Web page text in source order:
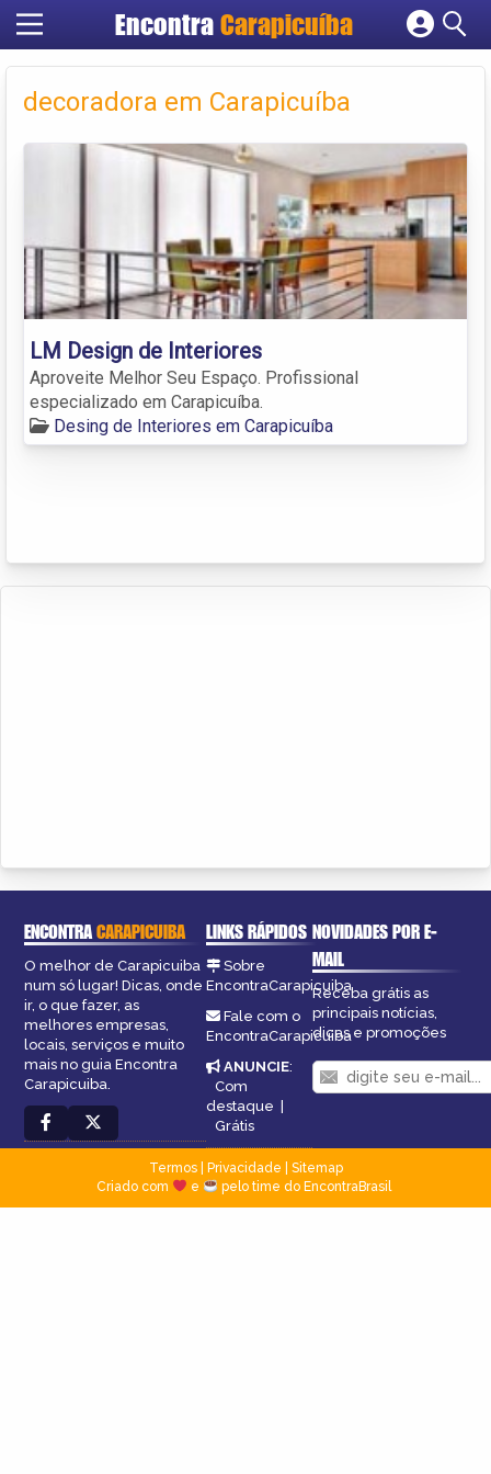
EncontraCarapicuíba
Cadastrar empresa
Criar conta
decoradora em Carapicuíba
LM Design de Interiores
Aproveite Melhor Seu Espaço. Profissional
especializado em Carapicuíba.
Desing de Interiores em Carapicuíba
ENCONTRACARAPICUIBA
O melhor de Carapicuiba
num só lugar! Dicas, onde
ir, o que fazer, as
melhores empresas,
locais, serviços e muito
mais no guia Encontra
Carapicuiba.
LINKS RÁPIDOS
Sobre
EncontraCarapicuiba
Fale com o
EncontraCarapicuiba
ANUNCIE:
Com
destaque |
Grátis
NOVIDADES POR E-
MAIL
Receba grátis as
principais notícias,
dicas e promoções
Termos| Privacidade
Sitemap
Criado com
e pelo time do EncontraBrasil